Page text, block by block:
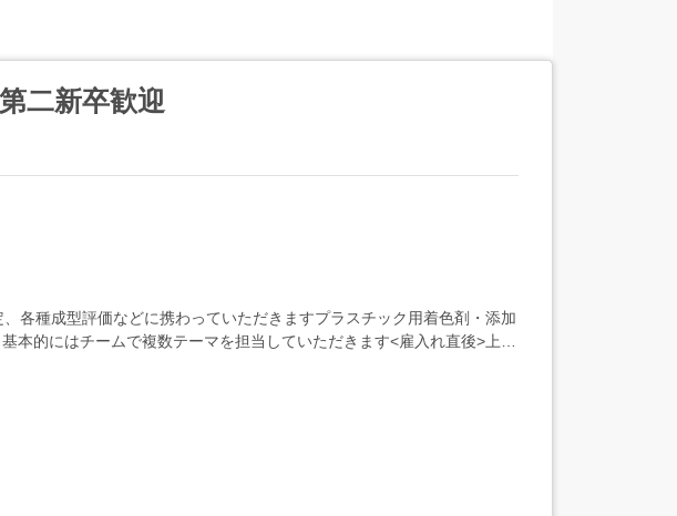
二新卒歓迎
各種成型評価などに携わっていただきますプラスチック用着色剤・添加
本的にはチームで複数テーマを担当していただきます<雇入れ直後>上記